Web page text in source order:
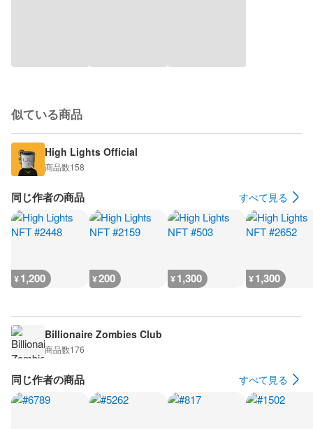
似ている商品
High Lights Official
商品数158
同じ作者の商品 すべて見る
¥1,200 ¥200 ¥1,300 ¥1,300
Billionaire Zombies Club
商品数176
同じ作者の商品 すべて見る